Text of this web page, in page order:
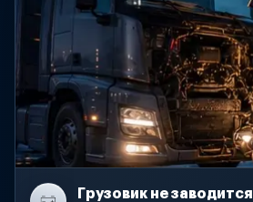
Грузовик не заводится